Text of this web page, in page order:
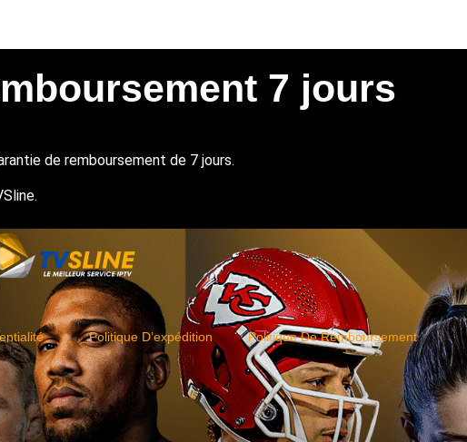
7 jours
de remboursement de 7 jours.
Politique D’expédition Politique De Remboursement